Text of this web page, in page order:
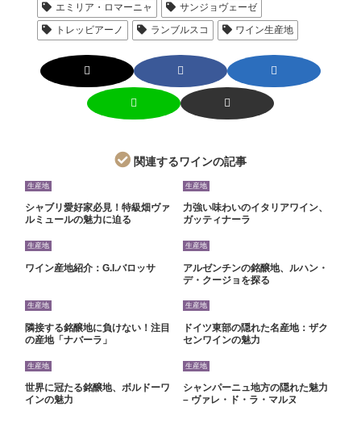
エミリア・ロマーニャ
サンジョヴェーゼ
トレッビアーノ
ランブルスコ ワイン生産地
関連するワインの記事
生産地
シャブリ愛好家必見！特級畑ヴァ
ルミュールの魅力に迫る
生産地
力強い味わいのイタリアワイン、
ガッティナーラ
生産地
ワイン産地紹介：G.I.バロッサ
生産地
アルゼンチンの銘醸地、ルハン・
デ・クージョを探る
生産地
隣接する銘醸地に負けない！注目
の産地「ナバーラ」
生産地
ドイツ東部の隠れた名産地：ザク
センワインの魅力
生産地
世界に冠たる銘醸地、ボルドーワ
インの魅力
生産地
シャンパーニュ地方の隠れた魅力
– ヴァレ・ド・ラ・マルヌ